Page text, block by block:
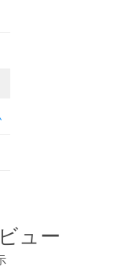
ュー